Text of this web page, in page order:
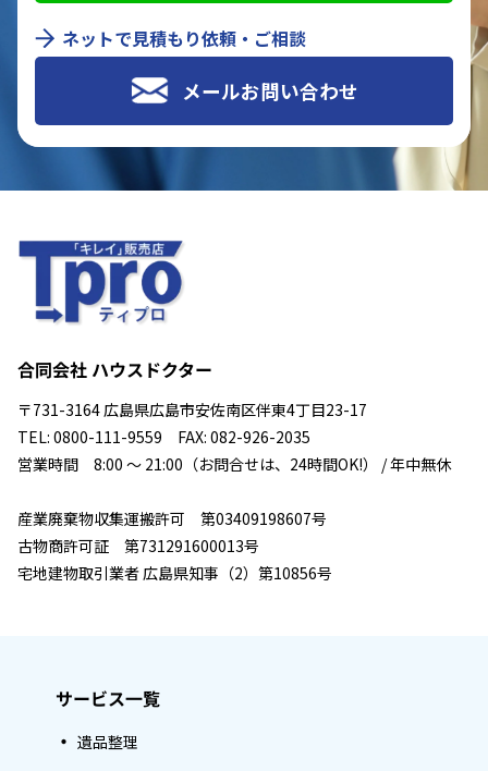
ネットで見積もり依頼・ご相談
メールお問い合わせ
合同会社 ハウスドクター
〒731-3164 広島県広島市安佐南区伴東4丁目23-17
TEL: 0800-111-9559 FAX: 082-926-2035
営業時間 8:00 ～ 21:00（お問合せは、24時間OK!） / 年中無休
産業廃棄物収集運搬許可 第03409198607号
古物商許可証 第731291600013号
宅地建物取引業者 広島県知事（2）第10856号
サービス一覧
遺品整理